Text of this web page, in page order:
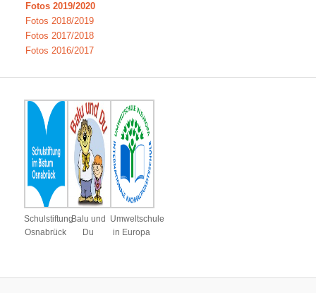
Fotos 2019/2020
Fotos 2018/2019
Fotos 2017/2018
Fotos 2016/2017
Schulstiftung
Osnabrück
Balu und
Du
Umweltschule
in Europa